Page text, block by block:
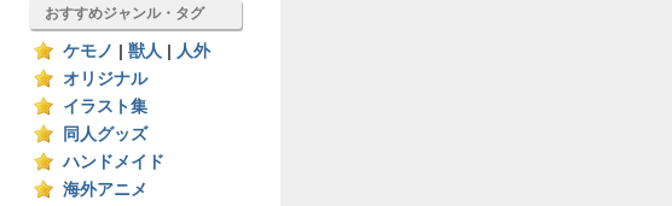
おすすめジャンル・タグ
ケモノ 獣人
人外
オリジナル
イラスト集
同人グッズ
ハンドメイド
海外アニメ